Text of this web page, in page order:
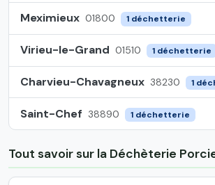
Meximieux 01800 1 déchetterie
Virieu-le-Grand 01510 1 déchetterie
Charvieu-Chavagneux 38230 1
Saint-Chef 38890 1 déchetterie
Tout savoir sur la Déchèterie